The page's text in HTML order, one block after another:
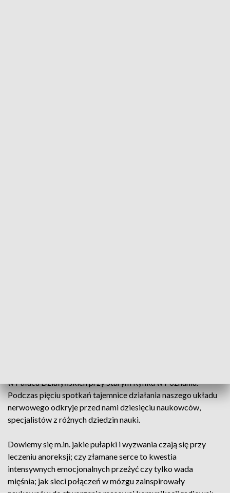
w Pałacu Działyńskich przy Starym Rynku w Poznaniu.
Podczas pięciu spotkań tajemnice działania naszego układu
nerwowego odkryje przed nami dziesięciu naukowców,
specjalistów z różnych dziedzin nauki.
Dowiemy się m.in. jakie pułapki i wyzwania czają się przy
leczeniu anoreksji; czy złamane serce to kwestia
intensywnych emocjonalnych przeżyć czy tylko wada
mięśnia; jak sieci połączeń w mózgu zainspirowały